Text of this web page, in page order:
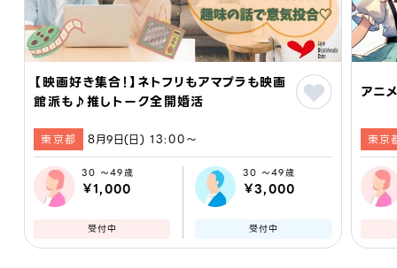
【映画好き集合！】ネトフリもアマプラも映画
館派も♪推しトーク全開婚活
東京都 8月9日(日) 13:00〜
30 ～49歳
￥1,000
受付中
30 ～49歳
￥3,000
受付中
アニ
東京